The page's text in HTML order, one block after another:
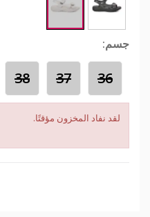
جسم:
36
37
38
لقد نفاد المخزون مؤقتًا.